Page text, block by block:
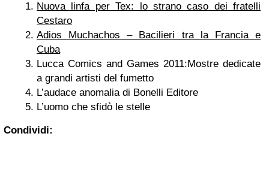
Nuova linfa per Tex: lo strano caso dei fratelli
Cestaro
Adios Muchachos – Bacilieri tra la Francia e
Cuba
Lucca Comics and Games 2011:Mostre dedicate
a grandi artisti del fumetto
L’audace anomalia di Bonelli Editore
L’uomo che sfidò le stelle
Condividi: